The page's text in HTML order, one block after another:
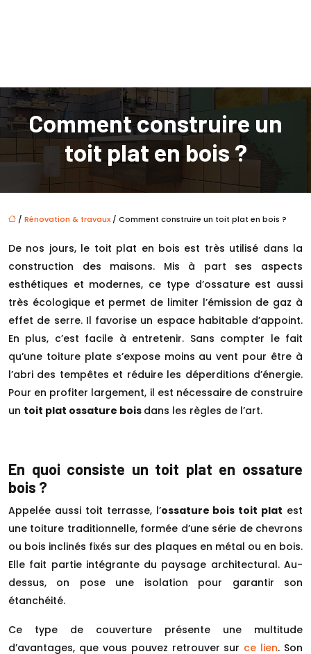
Comment construire un
toit plat en bois ?
/ Rénovation & travaux/ Comment construire un toit plat en bois ?
De nos jours, le toit plat en bois est très utilisé dans la
construction des maisons. Mis à part ses aspects
esthétiques et modernes, ce type d’ossature est aussi
très écologique et permet de limiter l’émission de gaz à
effet de serre. Il favorise un espace habitable d’appoint.
En plus, c’est facile à entretenir. Sans compter le fait
qu’une toiture plate s’expose moins au vent pour être à
l’abri des tempêtes et réduire les déperditions d’énergie.
Pour en profiter largement, il est nécessaire de construire
un toit plat ossature bois dans les règles de l’art.
En quoi consiste un toit plat en ossature
bois ?
Appelée aussi toit terrasse, l’ossature bois toit plat est
une toiture traditionnelle, formée d’une série de chevrons
ou bois inclinés fixés sur des plaques en métal ou en bois.
Elle fait partie intégrante du paysage architectural. Au-
dessus, on pose une isolation pour garantir son
étanchéité.
Ce type de couverture présente une multitude
d’avantages, que vous pouvez retrouver sur ce lien. Son